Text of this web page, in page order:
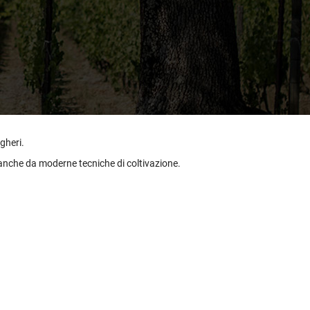
Vini Dessert
Moscato
Passito
Tutti i vini dessert »
Classico
Charmat
Ancestrale
le categorie »
da moderne tecniche di coltivazione.